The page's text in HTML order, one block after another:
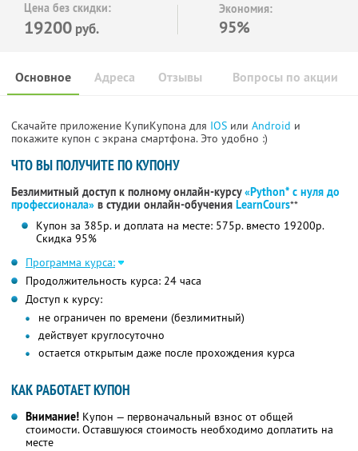
Цена без скидки:
19200 руб.
Экономия:
95%
Основное Отзывы Вопросы по акции
Адреса
Скачайте приложение КупиКупона для IOS или Android и
покажите купон с экрана смартфона. Это удобно :)
ЧТО ВЫ ПОЛУЧИТЕ ПО КУПОНУ
Безлимитный доступ к полному онлайн-курсу«Python* с нуля до
профессионала» в студии онлайн-обучения LearnCours**
Купон за 385р. и доплата на месте: 575р. вместо 19200р.
Скидка 95%
Программа курса:
Продолжительность курса: 24 часа
Доступ к курсу:
не ограничен по времени (безлимитный)
действует круглосуточно
остается открытым даже после прохождения курса
КАК РАБОТАЕТ КУПОН
Внимание! Купон — первоначальный взнос от общей
стоимости. Оставшуюся стоимость необходимо доплатить на
месте